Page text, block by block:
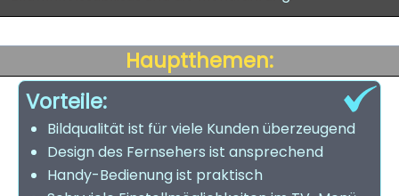
Hauptthemen:
Vorteile:
Bildqualität ist für viele Kunden überzeugend
Design des Fernsehers ist ansprechend
Handy-Bedienung ist praktisch